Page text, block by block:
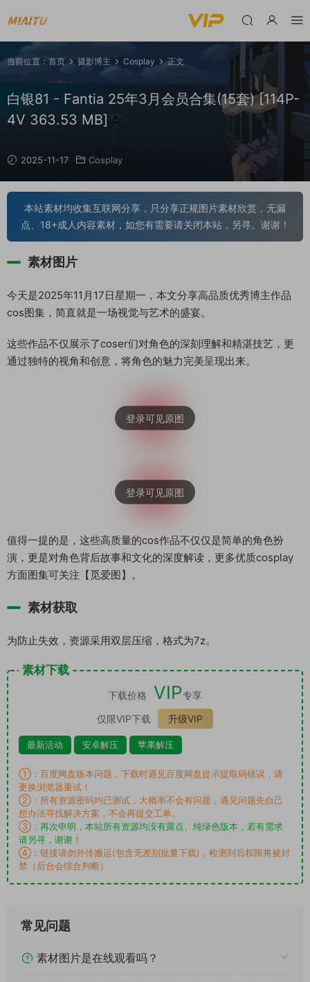
当前位置： 首页 摄影博主 Cosplay 正文
白银81 - Fantia 25年3月会员合集(15套) [114P-
4V 363.53 MB]
2025-11-17 Cosplay
本站素材均收集互联网分享，只分享正规图片素材欣赏，无漏
点、18+成人内容素材，如您有需要请关闭本站，另寻。谢谢！
素材图片
今天是2025年11月17日星期一，本文分享高品质优秀博主作品
cos图集，简直就是一场视觉与艺术的盛宴。
这些作品不仅展示了coser们对角色的深刻理解和精湛技艺，更
通过独特的视角和创意，将角色的魅力完美呈现出来。
值得一提的是，这些高质量的cos作品不仅仅是简单的角色扮
演，更是对角色背后故事和文化的深度解读，更多优质cosplay
方面图集可关注【觅爱图】。
素材获取
为防止失效，资源采用双层压缩，格式为7z。
素材下载
下载价格 VIP专享
仅限VIP下载
升级VIP
最新活动 安卓解压 苹果解压
①：百度网盘版本问题，下载时遇见百度网盘提示提取码错误，请
更换浏览器重试！
②：所有资源密码均已测试，大概率不会有问题，遇见问题先自己
想办法寻找解决方案，不会再提交工单。
③： 再次申明，本站所有资源均没有露点、纯绿色版本，若有需求
请另寻，谢谢！
④：链接请勿外传搬运(包含无差别批量下载)，检测到后权限将被封
禁（后台会综合判断）
常见问题
素材图片是在线观看吗？